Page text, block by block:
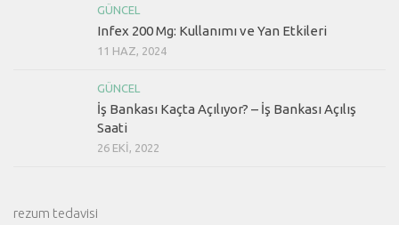
GÜNCEL
Infex 200 Mg: Kullanımı ve Yan Etkileri
11 HAZ, 2024
GÜNCEL
İş Bankası Kaçta Açılıyor? – İş Bankası Açılış
Saati
26 EKI, 2022
rezum tedavisi